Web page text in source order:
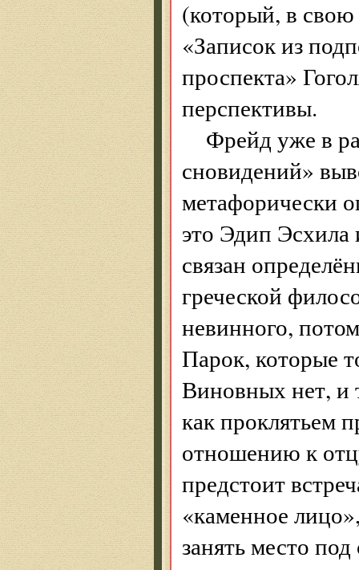
(который, в свою
«Записок из
проспекта»
перспективы.
Фрейд уже в
сновидений»
метафорически
это Эдип
связан
греческой
невинного,
Парок, которые
Виновных нет, и
как проклятьем
отношению к
предстоит
«каменное
занять место